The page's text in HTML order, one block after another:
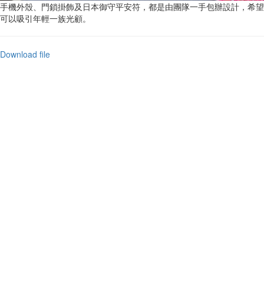
手機外殼、門鎖掛飾及日本御守平安符，都是由團隊一手包辦設計，希望
可以吸引年輕一族光顧。
Download file